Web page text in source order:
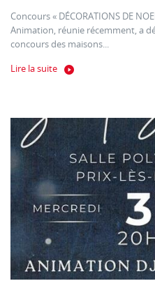
Concours « DÉCORATIONS
Animation, réunie récemment, a
concours des maisons...
Lire la suite